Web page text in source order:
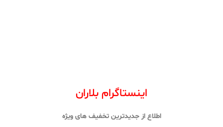
اینستاگرام بلاران
اطلاع از جدیدترین تخفیف های ویژه